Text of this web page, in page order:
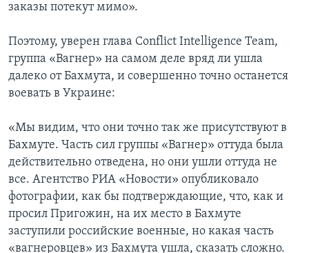
заказы потекут мимо».
Поэтому, уверен глава Conflict Intelligence Team,
группа «Вагнер» на самом деле вряд ли ушла
далеко от Бахмута, и совершенно точно останется
воевать в Украине:
«Мы видим, что они точно так же присутствуют в
Бахмуте. Часть сил группы «Вагнер» оттуда была
действительно отведена, но они ушли оттуда не
все. Агентство РИА «Новости» опубликовало
фотографии, как бы подтверждающие, что, как и
просил Пригожин, на их место в Бахмуте
заступили российские военные, но какая часть
«вагнеровцев» из Бахмута ушла, сказать сложно.